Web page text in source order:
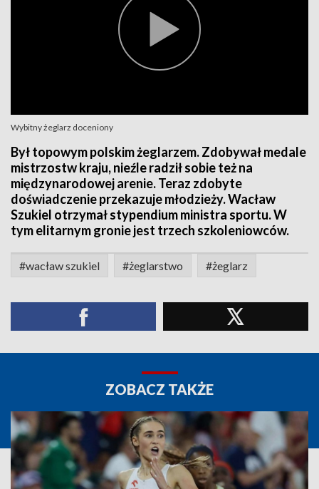
Wybitny żeglarz doceniony
Był topowym polskim żeglarzem. Zdobywał medale
mistrzostw kraju, nieźle radził sobie też na
międzynarodowej arenie. Teraz zdobyte
doświadczenie przekazuje młodzieży. Wacław
Szukiel otrzymał stypendium ministra sportu. W
tym elitarnym gronie jest trzech szkoleniowców.
#wacław szukiel #żeglarstwo #żeglarz
ZOBACZ TAKŻE